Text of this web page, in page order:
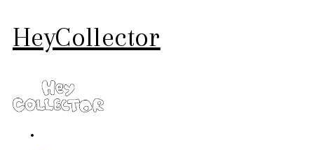
HeyCollector